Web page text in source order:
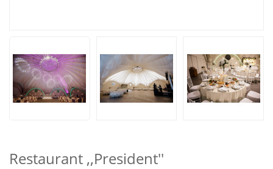
Restaurant ,,President''